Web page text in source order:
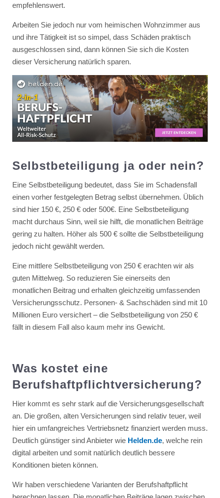
empfehlenswert.
Arbeiten Sie jedoch nur vom heimischen Wohnzimmer aus
und ihre Tätigkeit ist so simpel, dass Schäden praktisch
ausgeschlossen sind, dann können Sie sich die Kosten
dieser Versicherung natürlich sparen.
Selbstbeteiligung ja oder nein?
Eine Selbstbeteiligung bedeutet, dass Sie im Schadensfall
einen vorher festgelegten Betrag selbst übernehmen. Üblich
sind hier 150 €, 250 € oder 500€. Eine Selbstbeteiligung
macht durchaus Sinn, weil sie hilft, die monatlichen Beiträge
gering zu halten. Höher als 500 € sollte die Selbstbeteiligung
jedoch nicht gewählt werden.
Eine mittlere Selbstbeteiligung von 250 € erachten wir als
guten Mittelweg. So reduzieren Sie einerseits den
monatlichen Beitrag und erhalten gleichzeitig umfassenden
Versicherungsschutz. Personen- & Sachschäden sind mit 10
Millionen Euro versichert – die Selbstbeteiligung von 250 €
fällt in diesem Fall also kaum mehr ins Gewicht.
Was kostet eine
Berufshaftpflichtversicherung?
Hier kommt es sehr stark auf die Versicherungsgesellschaft
an. Die großen, alten Versicherungen sind relativ teuer, weil
hier ein umfangreiches Vertriebsnetz finanziert werden muss.
Deutlich günstiger sind Anbieter wie Helden.de, welche rein
digital arbeiten und somit natürlich deutlich bessere
Konditionen bieten können.
Wir haben verschiedene Varianten der Berufshaftpflicht